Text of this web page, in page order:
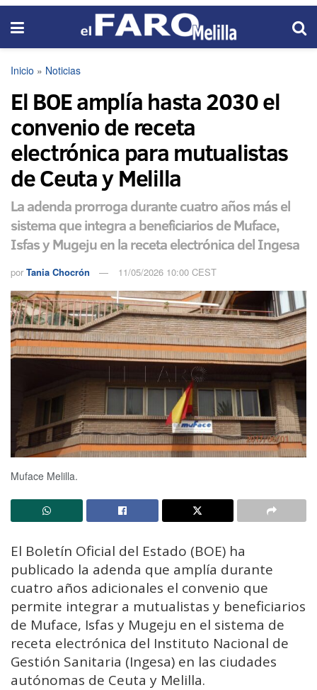
Inicio » Noticias
El BOE amplía hasta 2030 el
convenio de receta
electrónica para mutualistas
de Ceuta y Melilla
La adenda prorroga durante cuatro años más el
sistema que integra a beneficiarios de Muface,
Isfas y Mugeju en la receta electrónica del Ingesa
por Tania Chocrón 11/05/2026 10:00 CEST
Muface Melilla.
El Boletín Oficial del Estado (BOE) ha
publicado la adenda que amplía durante
cuatro años adicionales el convenio que
permite integrar a mutualistas y beneficiarios
de Muface, Isfas y Mugeju en el sistema de
receta electrónica del Instituto Nacional de
Gestión Sanitaria (Ingesa) en las ciudades
autónomas de Ceuta y Melilla.